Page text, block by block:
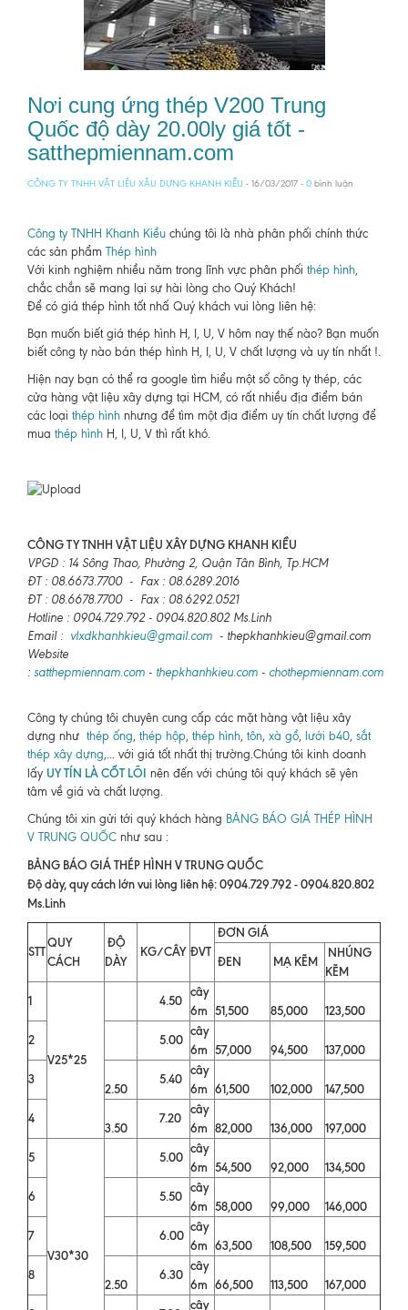
Nơi cung ứng thép V200 Trung
Quốc độ dày 20.00ly giá tốt -
satthepmiennam.com
CÔNG TY TNHH VẬT LIỆU XÂU DỰNG KHANH KIỀU - 16/03/2017 - 0 bình luận
Công ty TNHH Khanh Kiều chúng tôi là nhà phân phối chính thức
các sản phẩm Thép hình
Với kinh nghiệm nhiều năm trong lĩnh vực phân phối thép hình,
chắc chắn sẽ mang lại sự hài lòng cho Quý Khách!
Để có giá thép hình tốt nhấ Quý khách vui lòng liên hệ:
Bạn muốn biết giá thép hình H, I, U, V hôm nay thế nào? Bạn muốn
biết công ty nào bán thép hình H, I, U, V chất lượng và uy tín nhất !.
Hiện nay bạn có thể ra google tìm hiểu một số công ty thép, các
cửa hàng vật liệu xây dựng tại HCM, có rất nhiều địa điểm bán
các loại thép hình nhưng để tìm một địa điểm uy tín chất lượng để
mua thép hình H, I, U, V thì rất khó.
CÔNG TY TNHH VẬT LIỆU XÂY DỰNG KHANH KIỀU
VPGD : 14 Sông Thao, Phường 2, Quận Tân Bình, Tp.HCM
ĐT : 08.6673.7700 - Fax : 08.6289.2016
ĐT : 08.6678.7700 - Fax : 08.6292.0521
Hotline : 0904.729.792 - 0904.820.802 Ms.Linh
Email : vlxdkhanhkieu@gmail.com - thepkhanhkieu@gmail.com
Website
: satthepmiennam.com - thepkhanhkieu.com - chothepmiennam.com
Công ty chúng tôi chuyên cung cấp các mặt hàng vật liệu xây
dựng như thép ống, thép hộp, thép hình, tôn, xà gồ, lưới b40, sắt
thép xây dựng,... với giá tốt nhất thị trường.Chúng tôi kinh doanh
lấy UY TÍN LÀ CỐT LÕI nên đến với chúng tôi quý khách sẽ yên
tâm về giá và chất lượng.
Chúng tôi xin gửi tới quý khách hàng BẢNG BÁO GIÁ THÉP HÌNH
V TRUNG QUỐC như sau :
BẢNG BÁO GIÁ THÉP HÌNH V TRUNG QUỐC
Độ dày, quy cách lớn vui lòng liên hệ: 0904.729.792 - 0904.820.802
Ms.Linh
STT
QUY
CÁCH
ĐỘ
DÀY
KG/CÂY ĐVT
ĐƠN GIÁ
ĐEN
MẠ KẼM
NHÚNG
KẼM
1
V25*25
4.50
cây
6m 51,500 85,000
123,500
2
5.00
cây
6m 57,000 94,500
137,000
3
2.50
5.40
cây
6m 61,500 102,000
147,500
4
3.50
7.20
cây
6m 82,000 136,000
197,000
5
V30*30
5.00
cây
6m 54,500 92,000
134,500
6
5.50
cây
6m 58,000 99,000
146,000
7
6.00
cây
6m 63,500 108,500
159,500
8
2.50
6.30
cây
6m 66,500 113,500
167,000
cây